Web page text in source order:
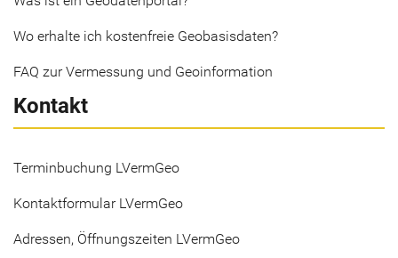
Wo erhalte ich kostenfreie Geobasisdaten?
FAQ zur Vermessung und Geoinformation
Kontakt
Terminbuchung LVermGeo
Kontaktformular LVermGeo
Adressen, Öffnungszeiten LVermGeo